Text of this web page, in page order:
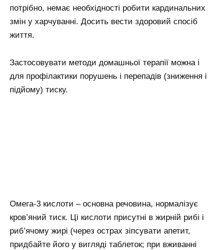
потрібно, немає необхідності робити кардинальних
змін у харчуванні. Досить вести здоровий спосіб
життя.
Застосовувати методи домашньої терапії можна і
для профілактики порушень і перепадів (зниження і
підйому) тиску.
Омега-3 кислоти – основна речовина, нормалізує
кров’яний тиск. Ці кислоти присутні в жирній рибі і
риб’ячому жирі (через острах зіпсувати апетит,
придбайте його у вигляді таблеток; при вживанні